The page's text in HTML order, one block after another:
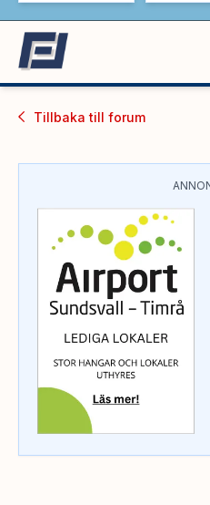
Tillbaka till forum